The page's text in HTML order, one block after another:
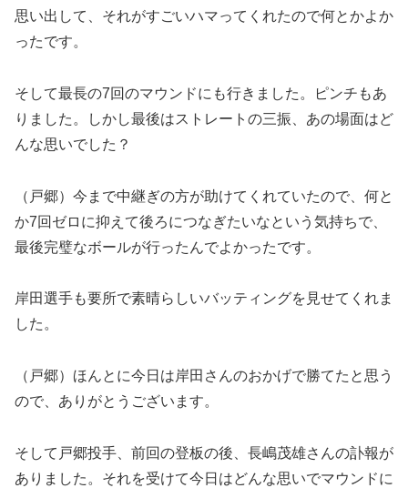
思い出して、それがすごいハマってくれたので何とかよか
ったです。
そして最長の7回のマウンドにも行きました。ピンチもあ
りました。しかし最後はストレートの三振、あの場面はど
んな思いでした？
（戸郷）今まで中継ぎの方が助けてくれていたので、何と
か7回ゼロに抑えて後ろにつなぎたいなという気持ちで、
最後完璧なボールが行ったんでよかったです。
岸田選手も要所で素晴らしいバッティングを見せてくれま
した。
（戸郷）ほんとに今日は岸田さんのおかげで勝てたと思う
ので、ありがとうございます。
そして戸郷投手、前回の登板の後、長嶋茂雄さんの訃報が
ありました。それを受けて今日はどんな思いでマウンドに